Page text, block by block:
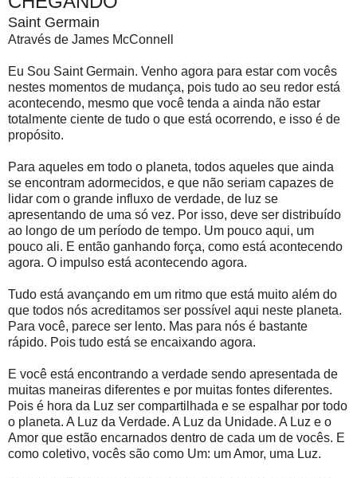
Saint Germain
Através de James McConnell
Eu Sou Saint Germain. Venho agora para estar com vocês
nestes momentos de mudança, pois tudo ao seu redor está
acontecendo, mesmo que você tenda a ainda não estar
totalmente ciente de tudo o que está ocorrendo, e isso é de
propósito.
Para aqueles em todo o planeta, todos aqueles que ainda
se encontram adormecidos, e que não seriam capazes de
lidar com o grande influxo de verdade, de luz se
apresentando de uma só vez. Por isso, deve ser distribuído
ao longo de um período de tempo. Um pouco aqui, um
pouco ali. E então ganhando força, como está acontecendo
agora. O impulso está acontecendo agora.
Tudo está avançando em um ritmo que está muito além do
que todos nós acreditamos ser possível aqui neste planeta.
Para você, parece ser lento. Mas para nós é bastante
rápido. Pois tudo está se encaixando agora.
E você está encontrando a verdade sendo apresentada de
muitas maneiras diferentes e por muitas fontes diferentes.
Pois é hora da Luz ser compartilhada e se espalhar por todo
o planeta. A Luz da Verdade. A Luz da Unidade. A Luz e o
Amor que estão encarnados dentro de cada um de vocês. E
como coletivo, vocês são como Um: um Amor, uma Luz.